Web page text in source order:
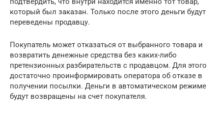
который был заказан. Только после этого деньги будут
переведены продавцу.
Покупатель может отказаться от выбранного товара и
возвратить денежные средства без каких-либо
претензионных разбирательств с продавцом. Для этого
достаточно проинформировать оператора об отказе в
получении посылки. Деньги в автоматическом режиме
будут возвращены на счет покупателя.